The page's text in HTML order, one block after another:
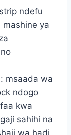
ndefu
mashine ya
msaada wa
ndogo
kwa
sahihi na
wa hadi